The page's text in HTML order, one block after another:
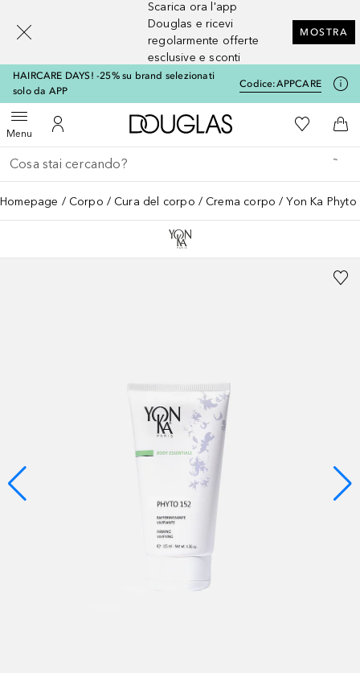
Scarica ora l'app
Douglas e ricevi
regolarmente offerte
esclusive e sconti
MOSTRA
HAIRCARE DAYS! -25% su brand selezionati
solo da APP
Codice:APPCARE
MenuApri menuAl Mio Account
A Douglas HomeAlla Mia
Al
Torna indietro
Esegui ricerca
Homepage Corpo Cura del corpo Crema corpo Yon Ka
[navigation.slideout.screenreader]